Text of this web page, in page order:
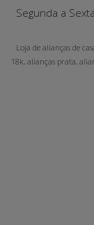
Segunda a
Loja de alianças de
18k, alianças prata,